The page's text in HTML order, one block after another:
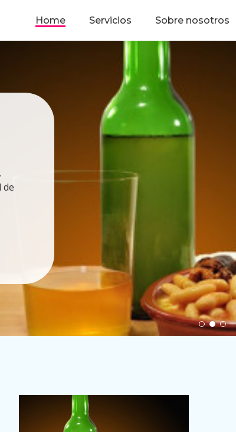
Home Servicios Sobre nosotros
de